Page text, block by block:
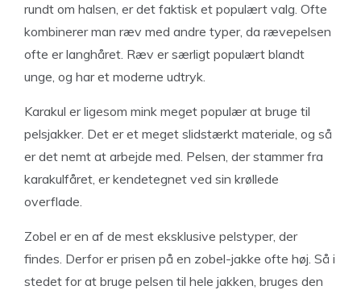
rundt om halsen, er det faktisk et populært valg. Ofte
kombinerer man ræv med andre typer, da rævepelsen
ofte er langhåret. Ræv er særligt populært blandt
unge, og har et moderne udtryk.
Karakul er ligesom mink meget populær at bruge til
pelsjakker. Det er et meget slidstærkt materiale, og så
er det nemt at arbejde med. Pelsen, der stammer fra
karakulfåret, er kendetegnet ved sin krøllede
overflade.
Zobel er en af de mest eksklusive pelstyper, der
findes. Derfor er prisen på en zobel-jakke ofte høj. Så i
stedet for at bruge pelsen til hele jakken, bruges den